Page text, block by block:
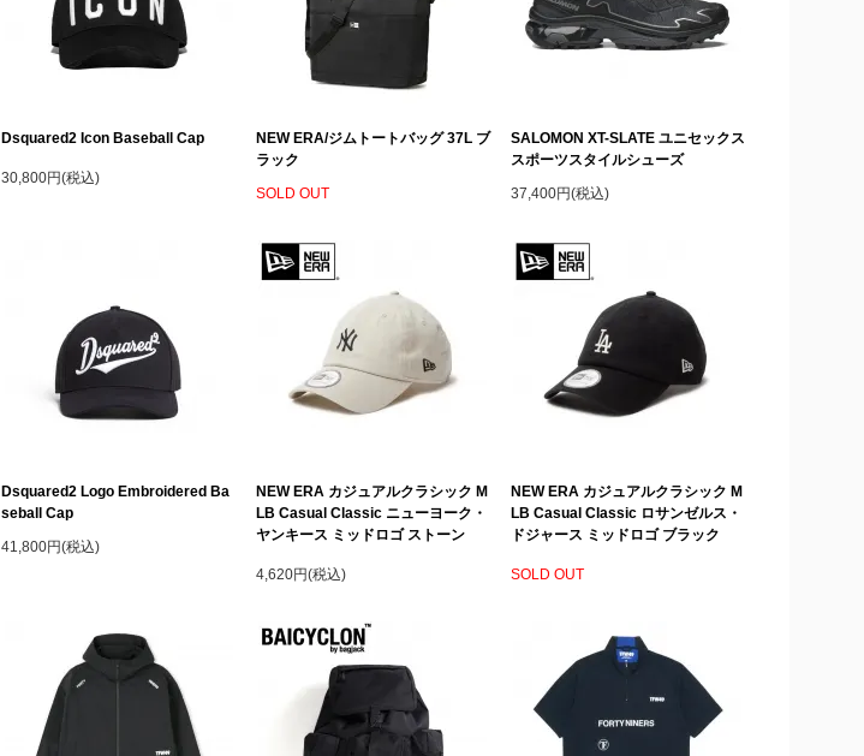
Dsquared2 Icon Baseball Cap
30,800円(税込)
NEW ERA/ジムトートバッグ 37L ブ
ラック
SOLD OUT
SALOMON XT-SLATE ユニセックス
スポーツスタイルシューズ
37,400円(税込)
Dsquared2 Logo Embroidered Ba
seball Cap
41,800円(税込)
NEW ERA カジュアルクラシック M
LB Casual Classic ニューヨーク・
ヤンキース ミッドロゴ ストーン
4,620円(税込)
NEW ERA カジュアルクラシック M
LB Casual Classic ロサンゼルス・
ドジャース ミッドロゴ ブラック
SOLD OUT